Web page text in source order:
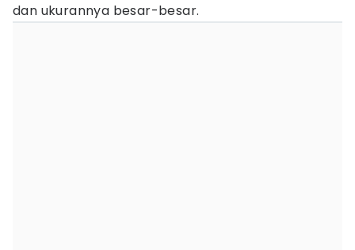
dan ukurannya besar-besar.